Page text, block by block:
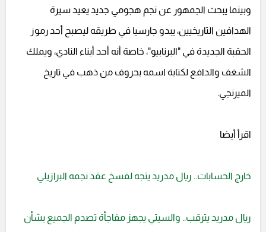
وبينما يبحث الجمهور عن نجم هجومي جديد يعيد سيرة
الهدافين التاريخيين، يبدو جارسيا في طريقه ليصبح أحد رموز
الحقبة الجديدة في "البرنابيو"، خاصة أنه أحد أبناء النادي، ويملك
الشغف والدافع لكتابة اسمه بحروف من ذهب في تاريخ
الميرنجي.
اقرأ أيضا
خارج الحسابات.. ريال مدريد يتجه لفسخ عقد نجمه البرازيلي
ريال مدريد يترقب.. والسيتي يجهز مفاجأة تصدم الجميع بشأن